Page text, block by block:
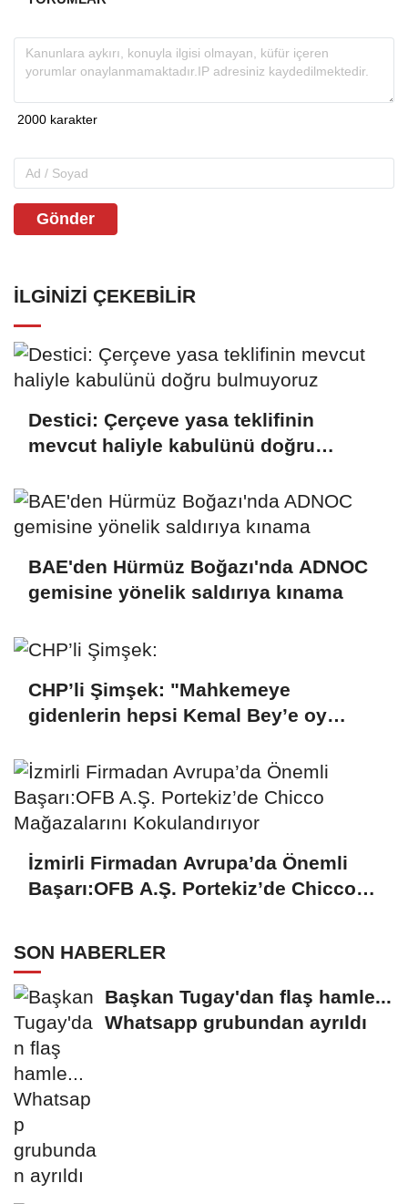
Gönder
İLGINIZI ÇEKEBILIR
Destici: Çerçeve yasa teklifinin
mevcut haliyle kabulünü doğru
BAE'den Hürmüz Boğazı'nda ADNOC
gemisine yönelik saldırıya kınama
CHP’li Şimşek: "Mahkemeye
gidenlerin hepsi Kemal Bey’e oy
İzmirli Firmadan Avrupa’da Önemli
Başarı:OFB A.Ş. Portekiz’de Chicco
SON HABERLER
Başkan Tugay'dan flaş hamle...
Whatsapp grubundan ayrıldı